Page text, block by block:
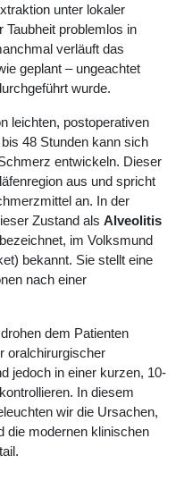
unter lokaler
Taubheit problemlos in
verläuft das
geplant – ungeachtet
wurde.
leichten, postoperativen
48 Stunden kann sich
entwickeln. Dieser
aus und spricht
an. In der
Zustand als Alveolitis
im Volksmund
bekannt. Sie stellt eine
nach einer
dem Patienten
oralchirurgischer
jedoch in einer kurzen, 10-
In diesem
wir die Ursachen,
die modernen klinischen